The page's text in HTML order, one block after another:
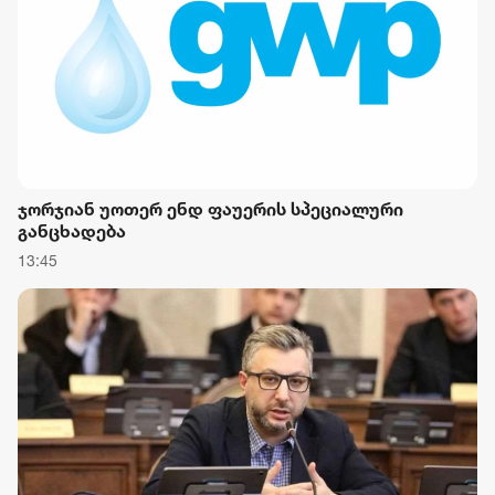
ჯორჯიან უოთერ ენდ ფაუერის სპეციალური
განცხადება
13:45